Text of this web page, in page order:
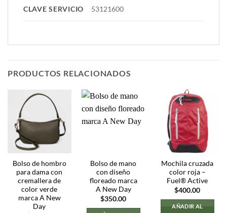
CLAVE SERVICIO 53121600
PRODUCTOS RELACIONADOS
Bolso de hombro
para dama con
cremallera de
color verde
marca A New
Day
Bolso de mano
con diseño
floreado marca
A New Day
$350.00
Mochila cruzada
color roja –
Fuel® Active
$400.00
AÑADIR AL